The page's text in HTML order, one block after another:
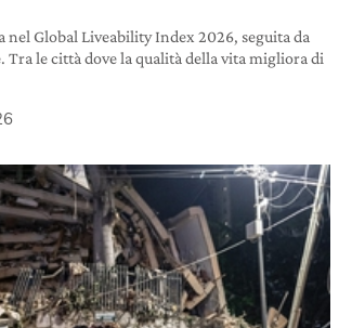
nel Global Liveability Index 2026, seguita da
Tra le città dove la qualità della vita migliora di